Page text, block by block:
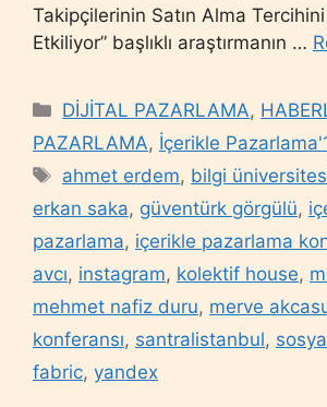
Takipçilerinin Satın Alma
Etkiliyor” başlıklı araştırmanın …
Categories
DİJİTAL PAZARLAMA,
PAZARLAMA, İçerikle
Tags
ahmet erdem, bilgi
erkan saka, güventürk görgülü,
pazarlama, içerikle pazarlama
avcı, instagram, kolektif house,
mehmet nafiz duru, merve
konferansı, santralistanbul,
fabric, yandex